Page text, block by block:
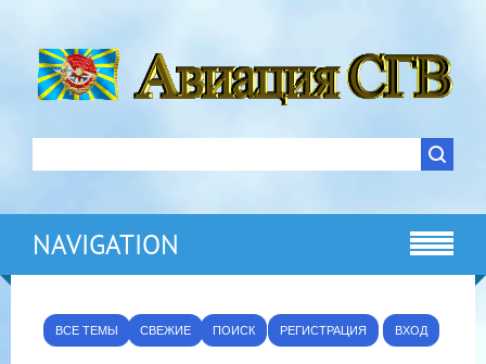
NAVIGATION
ВСЕ ТЕМЫ СВЕЖИЕ ПОИСК РЕГИСТРАЦИЯ ВХОД